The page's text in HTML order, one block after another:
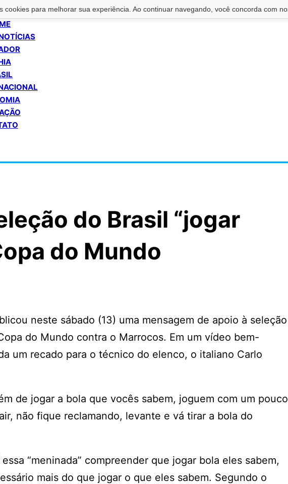
cookies para melhorar sua experiência. Ao continuar navegando, você concorda com
do Brasil “jogar
do Mundo
neste sábado (13) uma mensagem de apoio à seleção
do Mundo contra o Marrocos. Em um vídeo bem-
um recado para o técnico do elenco, o italiano Carlo
de jogar a bola que vocês sabem, joguem com um pouco
não fique reclamando, levante e vá tirar a bola do
“meninada” compreender que jogar bola eles sabem,
mais do que jogar o que eles sabem. Segundo o